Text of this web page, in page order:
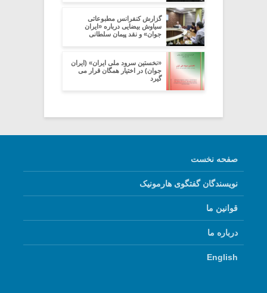
گزارش کنفرانس مطبوعاتی
سیاوش بیضایی درباره «ایران
جوان» و نقد پیمان سلطانی
«نخستین سرود ملی ایران» (ایران
جوان) در اختیار همگان قرار می
گیرد
صفحه نخست
نویسندگان گفتگوی هارمونیک
قوانین ما
درباره ما
English